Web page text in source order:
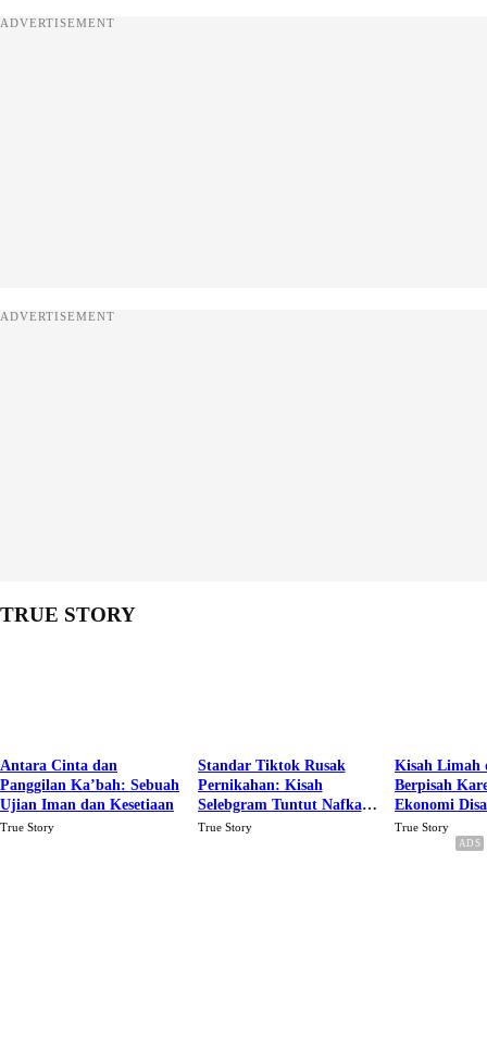
ADVERTISEMENT
ADVERTISEMENT
TRUE STORY
Antara Cinta dan
Panggilan Ka’bah: Sebuah
Ujian Iman dan Kesetiaan
True Story
Standar Tiktok Rusak
Pernikahan: Kisah
Selebgram Tuntut Nafkah
Rp.15 Juta Perbulan
True Story
Kisah Limah
Berpisah
Ekonomi
Karena Cinta
True Story